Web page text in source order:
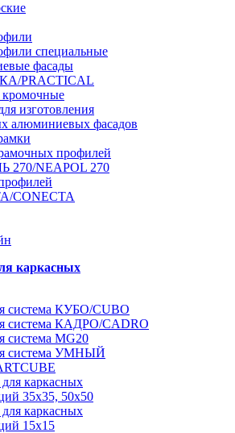
специальные
фасады
PRACTICAL
изготовления
алюминиевых фасадов
профилей
270/NEAPOL 270
CONECTA
каркасных
система КУБО/CUBO
система КАДРО/CADRO
система MG20
система УМНЫЙ
каркасных
35x35, 50x50
каркасных
15х15